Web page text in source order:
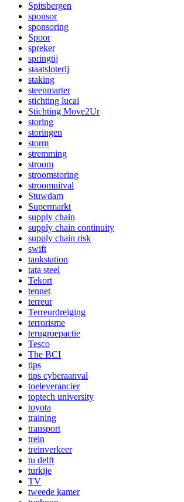
Spitsbergen
sponsor
sponsoring
Spoor
spreker
springtij
staatsloterij
staking
steenmarter
stichting lucai
Stichting Move2Ur
storing
storingen
storm
stremming
stroom
stroomstoring
stroomuitval
Stuwdam
Supermarkt
supply chain
supply chain continuity
supply chain risk
swift
tankstation
tata steel
Tekort
tennet
terreur
Terreurdreiging
terrorisme
terugroepactie
Tesco
The BCI
tips
tips cyberaanval
toeleverancier
toptech university
toyota
training
transport
trein
treinverkeer
tu delft
turkije
TV
tweede kamer